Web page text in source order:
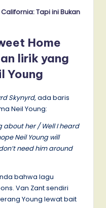
California: Tapi ini Bukan
Home
lirik yang
Young
Skynyrd, ada baris
Neil Young:
about her / Well I heard
Neil Young will
need him around
bahwa lagu
Van Zant sendiri
Young lewat bait